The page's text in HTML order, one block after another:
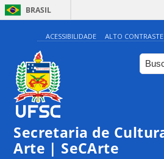
BRASIL
ACESSIBILIDADE ALTO CONTRASTE
Secretaria de
Arte | SeCArte